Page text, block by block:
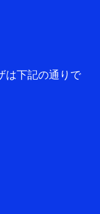
は下記の通りで